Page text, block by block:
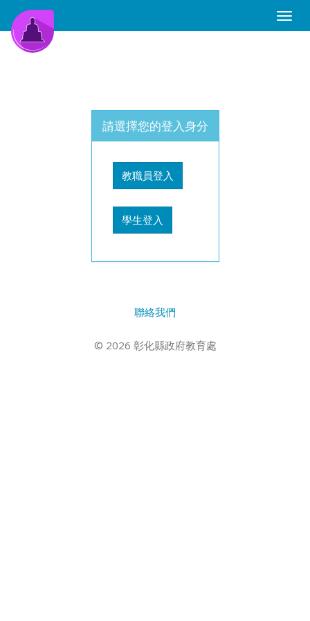
Toggle
請選擇您的登入身分
教職員登入
學生登入
聯絡我們
© 2026 彰化縣政府教育處